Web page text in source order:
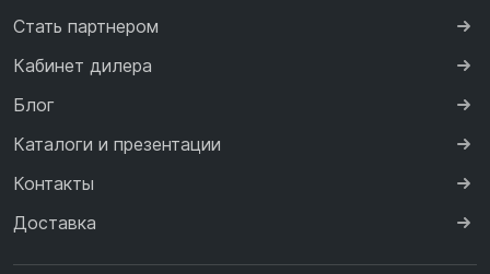
Стать партнером
Кабинет дилера
Блог
Каталоги и презентации
Контакты
Доставка